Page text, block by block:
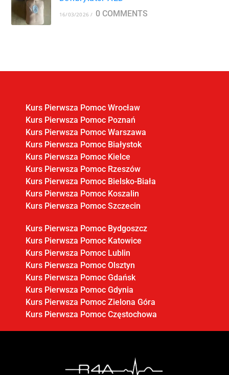
16/03/2026 / 0 COMMENTS
Kurs Pierwsza Pomoc Wrocław
Kurs Pierwsza Pomoc Poznań
Kurs Pierwsza Pomoc Warszawa
Kurs Pierwsza Pomoc Białystok
Kurs Pierwsza Pomoc Kielce
Kurs Pierwsza Pomoc Rzeszów
Kurs Pierwsza Pomoc Bielsko-Biała
Kurs Pierwsza Pomoc Koszalin
Kurs Pierwsza Pomoc Szczecin
Kurs Pierwsza Pomoc Bydgoszcz
Kurs Pierwsza Pomoc Katowice
Kurs Pierwsza Pomoc Lublin
Kurs Pierwsza Pomoc Olsztyn
Kurs Pierwsza Pomoc Gdańsk
Kurs Pierwsza Pomoc Gdynia
Kurs Pierwsza Pomoc Zielona Góra
Kurs Pierwsza Pomoc Częstochowa